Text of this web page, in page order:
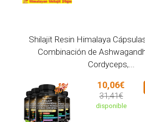
Shilajit Resin Himalaya
Combinación de
Cordyceps,...
10,06€
31,41€
disponible